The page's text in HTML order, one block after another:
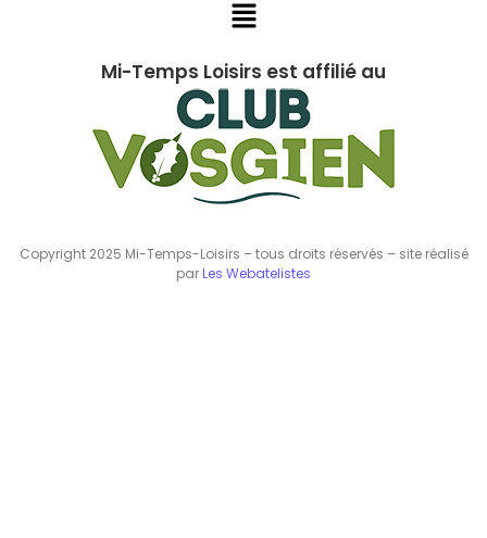
Mi-Temps Loisirs est affilié au
Copyright 2025 Mi-Temps-Loisirs – tous droits réservés – site réalisé
par Les Webatelistes